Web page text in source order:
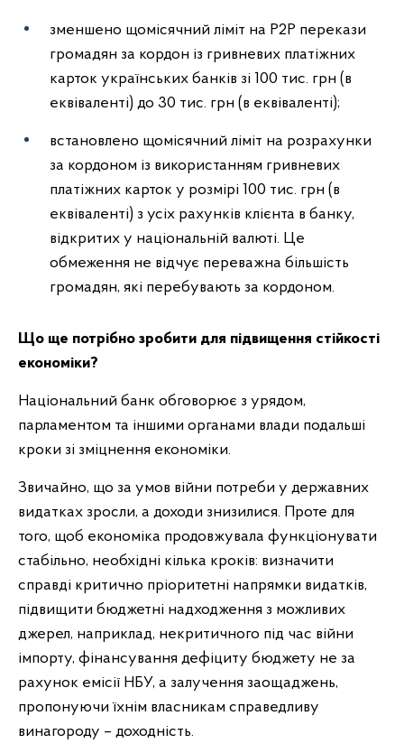
зменшено щомісячний ліміт на P2P перекази
громадян за кордон із гривневих платіжних
карток українських банків зі 100 тис. грн (в
еквіваленті) до 30 тис. грн (в еквіваленті);
встановлено щомісячний ліміт на розрахунки
за кордоном із використанням гривневих
платіжних карток у розмірі 100 тис. грн (в
еквіваленті) з усіх рахунків клієнта в банку,
відкритих у національній валюті. Це
обмеження не відчує переважна більшість
громадян, які перебувають за кордоном.
Що ще потрібно зробити для підвищення стійкості
економіки?
Національний банк обговорює з урядом,
парламентом та іншими органами влади подальші
кроки зі зміцнення економіки.
Звичайно, що за умов війни потреби у державних
видатках зросли, а доходи знизилися. Проте для
того, щоб економіка продовжувала функціонувати
стабільно, необхідні кілька кроків: визначити
справді критично пріоритетні напрямки видатків,
підвищити бюджетні надходження з можливих
джерел, наприклад, некритичного під час війни
імпорту, фінансування дефіциту бюджету не за
рахунок емісії НБУ, а залучення заощаджень,
пропонуючи їхнім власникам справедливу
винагороду – доходність.